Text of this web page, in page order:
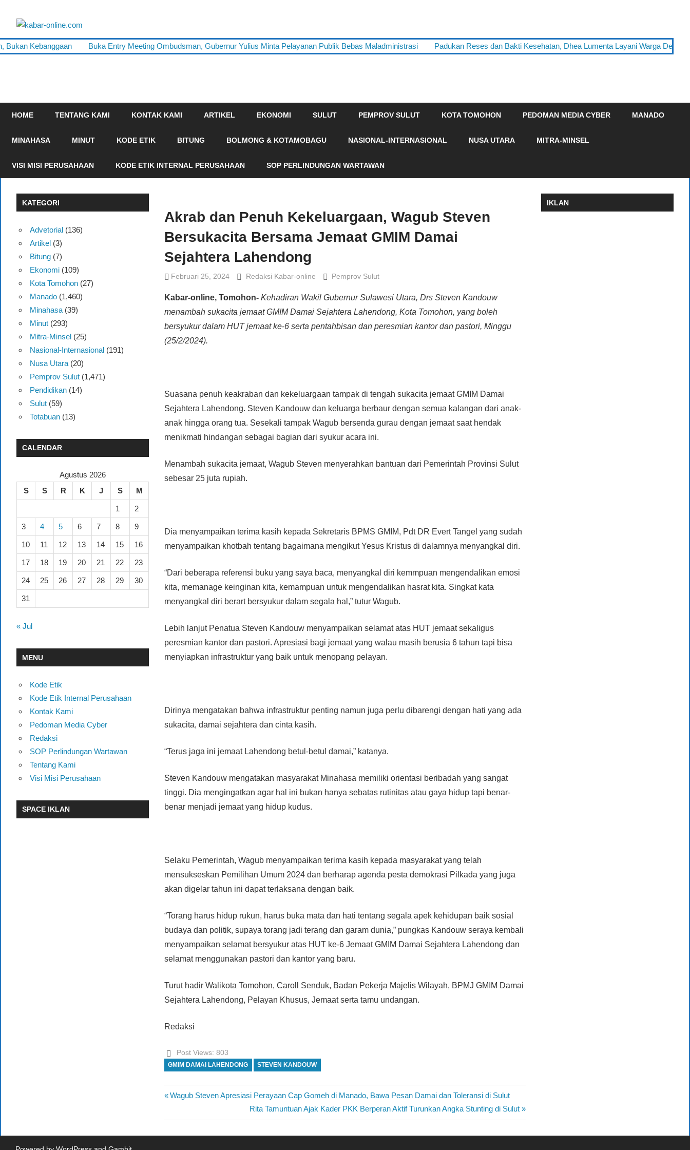
online.com
terpercaya
dalam
Bukan Kebanggaan Buka Entry Meeting Ombudsman, Gubernur Yulius Minta Pelayanan Publik Bebas Maladministrasi Padukan Reses dan Bakti Kesehatan, Dhea Lumenta Layani Warga Desa
HOME TENTANG KAMI KONTAK KAMI ARTIKEL EKONOMI SULUT PEMPROV SULUT KOTA TOMOHON PEDOMAN MEDIA CYBER MANADO
MINAHASA MINUT KODE ETIK BITUNG BOLMONG & KOTAMOBAGU NASIONAL-INTERNASIONAL NUSA UTARA MITRA-MINSEL
VISI MISI PERUSAHAAN KODE ETIK INTERNAL PERUSAHAAN SOP PERLINDUNGAN WARTAWAN
Akrab dan Penuh Kekeluargaan, Wagub Steven
Bersukacita Bersama Jemaat GMIM Damai
Sejahtera Lahendong
Februari 25, 2024 Redaksi Kabar-online Pemprov Sulut
Kabar-online, Tomohon- Kehadiran Wakil Gubernur Sulawesi Utara, Drs Steven Kandouw
menambah sukacita jemaat GMIM Damai Sejahtera Lahendong, Kota Tomohon, yang boleh
bersyukur dalam HUT jemaat ke-6 serta pentahbisan dan peresmian kantor dan pastori, Minggu
(25/2/2024).
Suasana penuh keakraban dan kekeluargaan tampak di tengah sukacita jemaat GMIM Damai
Sejahtera Lahendong. Steven Kandouw dan keluarga berbaur dengan semua kalangan dari anak-
anak hingga orang tua. Sesekali tampak Wagub bersenda gurau dengan jemaat saat hendak
menikmati hindangan sebagai bagian dari syukur acara ini.
Menambah sukacita jemaat, Wagub Steven menyerahkan bantuan dari Pemerintah Provinsi Sulut
sebesar 25 juta rupiah.
Dia menyampaikan terima kasih kepada Sekretaris BPMS GMIM, Pdt DR Evert Tangel yang sudah
menyampaikan khotbah tentang bagaimana mengikut Yesus Kristus di dalamnya menyangkal diri.
“Dari beberapa referensi buku yang saya baca, menyangkal diri kemmpuan mengendalikan emosi
kita, memanage keinginan kita, kemampuan untuk mengendalikan hasrat kita. Singkat kata
menyangkal diri berart bersyukur dalam segala hal,” tutur Wagub.
Lebih lanjut Penatua Steven Kandouw menyampaikan selamat atas HUT jemaat sekaligus
peresmian kantor dan pastori. Apresiasi bagi jemaat yang walau masih berusia 6 tahun tapi bisa
menyiapkan infrastruktur yang baik untuk menopang pelayan.
Dirinya mengatakan bahwa infrastruktur penting namun juga perlu dibarengi dengan hati yang ada
sukacita, damai sejahtera dan cinta kasih.
“Terus jaga ini jemaat Lahendong betul-betul damai,” katanya.
Steven Kandouw mengatakan masyarakat Minahasa memiliki orientasi beribadah yang sangat
tinggi. Dia mengingatkan agar hal ini bukan hanya sebatas rutinitas atau gaya hidup tapi benar-
benar menjadi jemaat yang hidup kudus.
Selaku Pemerintah, Wagub menyampaikan terima kasih kepada masyarakat yang telah
mensukseskan Pemilihan Umum 2024 dan berharap agenda pesta demokrasi Pilkada yang juga
akan digelar tahun ini dapat terlaksana dengan baik.
“Torang harus hidup rukun, harus buka mata dan hati tentang segala apek kehidupan baik sosial
budaya dan politik, supaya torang jadi terang dan garam dunia,” pungkas Kandouw seraya kembali
menyampaikan selamat bersyukur atas HUT ke-6 Jemaat GMIM Damai Sejahtera Lahendong dan
selamat menggunakan pastori dan kantor yang baru.
Turut hadir Walikota Tomohon, Caroll Senduk, Badan Pekerja Majelis Wilayah, BPMJ GMIM Damai
Sejahtera Lahendong, Pelayan Khusus, Jemaat serta tamu undangan.
Redaksi
Post Views: 803
GMIM DAMAI LAHENDONG STEVEN KANDOUW
Navigasi
pos
Previous
Wagub Steven Apresiasi Perayaan Cap Gomeh di Manado, Bawa Pesan Damai dan Toleransi di Sulut
Next
Post:
Rita Tamuntuan Ajak Kader PKK Berperan Aktif Turunkan Angka Stunting di Sulut
KATEGORI
Advetorial(136)
Artikel(3)
Bitung(7)
Ekonomi(109)
Kota Tomohon(27)
Manado(1,460)
Minahasa(39)
Minut(293)
Mitra-Minsel(25)
Nasional-Internasional(191)
Nusa Utara(20)
Pemprov Sulut(1,471)
Pendidikan(14)
Sulut(59)
Totabuan(13)
CALENDAR
Agustus 2026
S
S R K J S M
1 2
3 4 5 6 7 8 9
10 11 12 13 14 15 16
17 18 19 20 21 22 23
24 25 26 27 28 29 30
31
« Jul
MENU
Kode Etik
Kode Etik Internal Perusahaan
Kontak Kami
Pedoman Media Cyber
Redaksi
SOP Perlindungan Wartawan
Tentang Kami
Visi Misi Perusahaan
SPACE IKLAN
IKLAN